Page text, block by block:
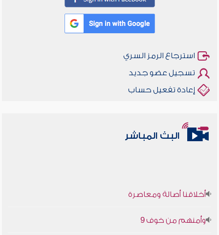
استرجاع الرمز السري
تسجيل عضو جديد
إعادة تفعيل حساب
البث المباشر